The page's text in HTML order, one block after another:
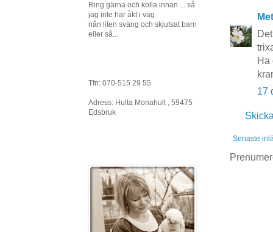
Ha
17
Senaste
Ring gärna och kolla innan.... så
jag inte har åkt i väg
nån liten sväng och skjutsat barn
eller så...
Tfn: 070-515 29 55
Adress: Hulta Monahult , 59475
Edsbruk